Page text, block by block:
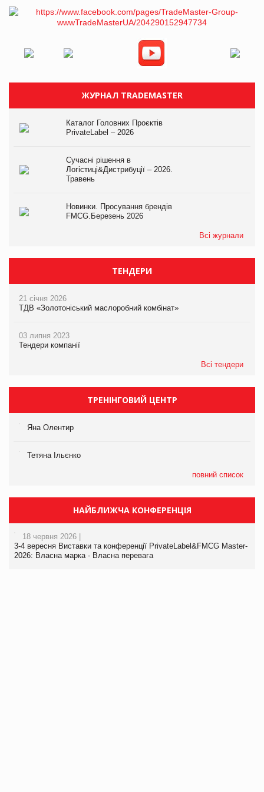
ЖУРНАЛ TRADEMASTER
Каталог Головних Проєктів
PrivateLabel – 2026
Сучасні рішення в
Логістиці&Дистрибуції – 2026.
Травень
Новинки. Просування брендів
FMCG.Березень 2026
Всі журнали
ТЕНДЕРИ
21 січня 2026
ТДВ «Золотоніський маслоробний комбінат»
03 липня 2023
Тендери компанії
Всі тендери
ТРЕНІНГОВИЙ ЦЕНТР
Яна Олентир
Тетяна Ільєнко
повний список
НАЙБЛИЖЧА КОНФЕРЕНЦІЯ
18 червня 2026 |
3-4 вересня Виставки та конференції PrivateLabel&FMCG Master-
2026: Власна марка - Власна перевага